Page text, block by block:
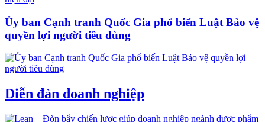
Ủy ban Cạnh tranh Quốc Gia phổ biến Luật Bảo vệ
quyền lợi người tiêu dùng
Diễn đàn doanh nghiệp